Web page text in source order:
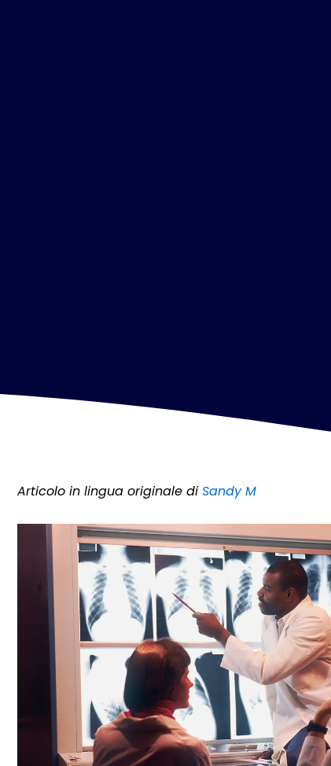
Articolo in lingua originale di Sandy M